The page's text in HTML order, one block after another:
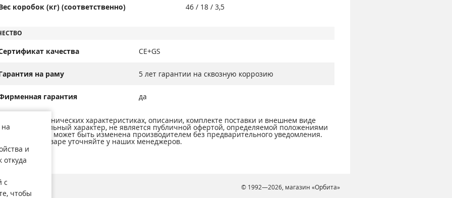
коробок (кг) (соответственно) 46 / 18 / 3,5
качества CE+GS
на раму 5 лет гарантии на сквозную коррозию
гарантия да
о технических характеристиках, описании, комплекте поставки и внешнем виде
ознакомительный характер, не является публичной офертой, определяемой положениями
437 ГК РФ и может быть изменена производителем без предварительного уведомления.
о товаре уточняйте у наших менеджеров.
© 1992—2026, магазин «Орбита»
и
с
чтобы